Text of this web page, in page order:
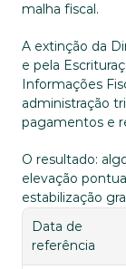
malha fiscal.
A extinção da
e pela
Informações
administração
pagamentos e
O resultado:
elevação
estabilização
Data de
referência